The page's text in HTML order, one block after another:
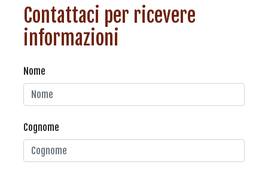
Contattaci per ricevere
informazioni
Nome
Cognome